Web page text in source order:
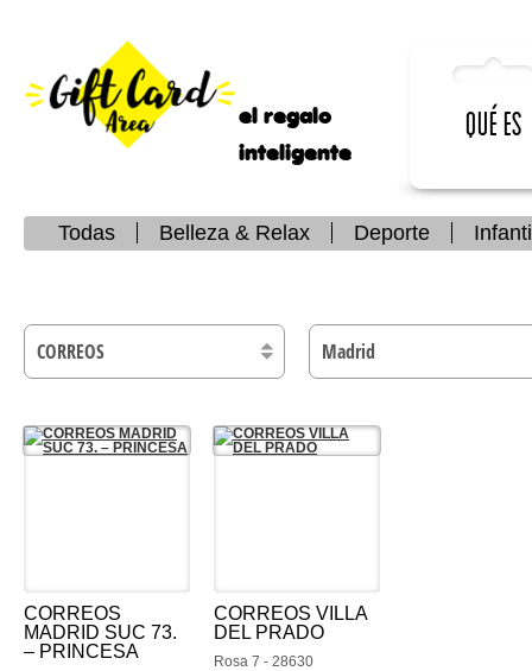
el regalo
inteligente
Qué es
Todas Belleza & Relax Deporte
CORREOS
MADRID SUC 73.
– PRINCESA
CORREOS VILLA
DEL PRADO
Rosa 7 - 28630